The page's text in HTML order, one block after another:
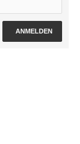
ANMELDEN